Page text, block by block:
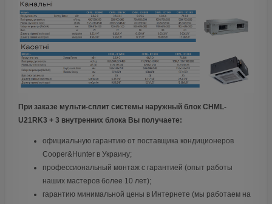
При заказе мульти-сплит системы наружный блок CHML-
U21RK3 + 3 внутренних блокаВы получаете:
официальную гарантию от поставщика кондиционеров
Cooper&Hunter в Украину;
профессиональный монтаж с гарантией (опыт работы
наших мастеров более 10 лет);
гарантию минимальной цены в Интернете (мы работаем на